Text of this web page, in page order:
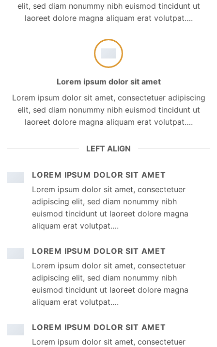
elit, sed diam nonummy nibh euismod tincidunt ut
laoreet dolore magna aliquam erat volutpat….
Lorem ipsum dolor sit amet
Lorem ipsum dolor sit amet, consectetuer adipiscing
elit, sed diam nonummy nibh euismod tincidunt ut
laoreet dolore magna aliquam erat volutpat….
LEFT ALIGN
LOREM IPSUM DOLOR SIT AMET
Lorem ipsum dolor sit amet, consectetuer
adipiscing elit, sed diam nonummy nibh
euismod tincidunt ut laoreet dolore magna
aliquam erat volutpat….
LOREM IPSUM DOLOR SIT AMET
Lorem ipsum dolor sit amet, consectetuer
adipiscing elit, sed diam nonummy nibh
euismod tincidunt ut laoreet dolore magna
aliquam erat volutpat….
LOREM IPSUM DOLOR SIT AMET
Lorem ipsum dolor sit amet, consectetuer